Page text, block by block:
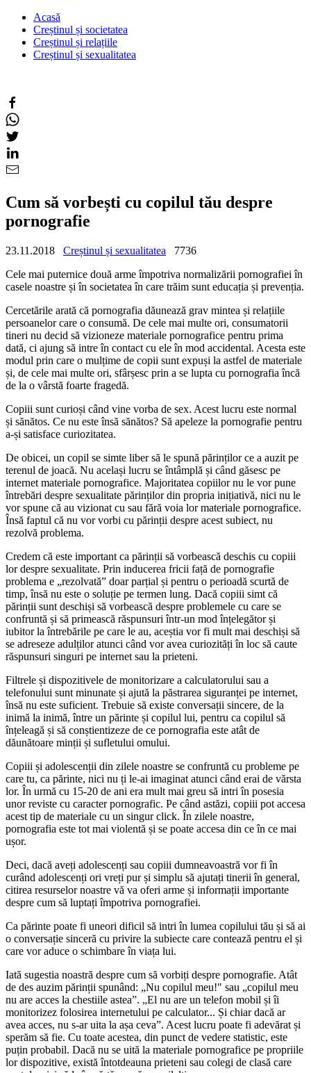
Acasă
Creștinul și societatea
Creștinul și relațiile
Creștinul și sexualitatea
Cum să vorbești cu copilul tău despre
pornografie
23.11.2018 Creștinul și sexualitatea
7736
Cele mai puternice două arme împotriva normalizării pornografiei în
casele noastre și în societatea în care trăim sunt educația și prevenția.
Cercetările arată că pornografia dăunează grav mintea și relațiile
persoanelor care o consumă. De cele mai multe ori, consumatorii
tineri nu decid să vizioneze materiale pornografice pentru prima
dată, ci ajung să intre în contact cu ele în mod accidental. Acesta este
modul prin care o mulțime de copii sunt expuși la astfel de materiale
și, de cele mai multe ori, sfârșesc prin a se lupta cu pornografia încă
de la o vârstă foarte fragedă.
Copiii sunt curioși când vine vorba de sex. Acest lucru este normal
și sănătos. Ce nu este însă sănătos? Să apeleze la pornografie pentru
a-și satisface curiozitatea.
De obicei, un copil se simte liber să le spună părinților ce a auzit pe
terenul de joacă. Nu același lucru se întâmplă și când găsesc pe
internet materiale pornografice. Majoritatea copiilor nu le vor pune
întrebări despre sexualitate părinților din propria inițiativă, nici nu le
vor spune că au vizionat cu sau fără voia lor materiale pornografice.
Însă faptul că nu vor vorbi cu părinții despre acest subiect, nu
rezolvă problema.
Credem că este important ca părinții să vorbească deschis cu copiii
lor despre sexualitate. Prin inducerea fricii față de pornografie
problema e „rezolvată” doar parțial și pentru o perioadă scurtă de
timp, însă nu este o soluție pe termen lung. Dacă copiii simt că
părinții sunt deschiși să vorbească despre problemele cu care se
confruntă și să primească răspunsuri într-un mod înțelegător și
iubitor la întrebările pe care le au, aceștia vor fi mult mai deschiși să
se adreseze adulților atunci când vor avea curiozități în loc să caute
răspunsuri singuri pe internet sau la prieteni.
Filtrele și dispozitivele de monitorizare a calculatorului sau a
telefonului sunt minunate și ajută la păstrarea siguranței pe internet,
însă nu este suficient. Trebuie să existe conversații sincere, de la
inimă la inimă, între un părinte și copilul lui, pentru ca copilul să
înțeleagă și să conștientizeze de ce pornografia este atât de
dăunătoare minții și sufletului omului.
Copiii și adolescenții din zilele noastre se confruntă cu probleme pe
care tu, ca părinte, nici nu ți le-ai imaginat atunci când erai de vărsta
lor. În urmă cu 15-20 de ani era mult mai greu să intri în posesia
unor reviste cu caracter pornografic. Pe când astăzi, copiii pot accesa
acest tip de materiale cu un singur click. În zilele noastre,
pornografia este tot mai violentă și se poate accesa din ce în ce mai
ușor.
Deci, dacă aveți adolescenți sau copiii dumneavoastră vor fi în
curând adolescenți ori vreți pur și simplu să ajutați tinerii în general,
citirea resurselor noastre vă va oferi arme și informații importante
despre cum să luptați împotriva pornografiei.
Ca părinte poate fi uneori dificil să intri în lumea copilului tău și să ai
o conversație sinceră cu privire la subiecte care contează pentru el și
care vor aduce o schimbare în viața lui.
Iată sugestia noastră despre cum să vorbiți despre pornografie. Atât
de des auzim părinții spunând: „Nu copilul meu!" sau „copilul meu
nu are acces la chestiile astea”. „El nu are un telefon mobil și îi
monitorizez folosirea internetului pe calculator... Și chiar dacă ar
avea acces, nu s-ar uita la așa ceva”. Acest lucru poate fi adevărat și
sperăm să fie. Cu toate acestea, din punct de vedere statistic, este
puțin probabil. Dacă nu se uită la materiale pornografice pe propriile
lor dispozitive, există întotdeauna prieteni sau colegi de clasă care